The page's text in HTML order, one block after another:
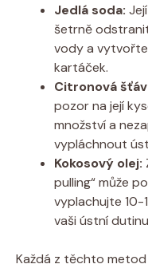
Jedlá soda:
šetrně
vody a
kartáček.
Citronová
pozor na její
množství a
vypláchnout
Kokosový olej:
pulling“ může
vyplachujte 10-
vaši ústní
Každá z těchto